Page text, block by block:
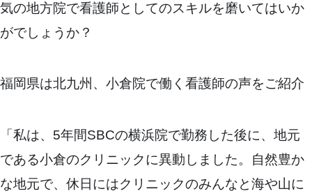
気の地方院で看護師としてのスキルを磨いてはいか
がでしょうか？
福岡県は北九州、小倉院で働く看護師の声をご紹介
「私は、5年間SBCの横浜院で勤務した後に、地元
である小倉のクリニックに異動しました。自然豊か
な地元で、休日にはクリニックのみんなと海や山に